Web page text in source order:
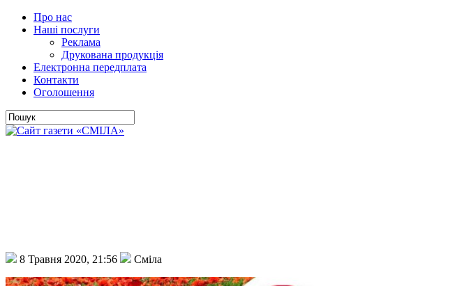
Про нас
Наші послуги
Реклама
Друкована продукція
Електронна передплата
Контакти
Оголошення
8 Травня 2020, 21:56 Сміла